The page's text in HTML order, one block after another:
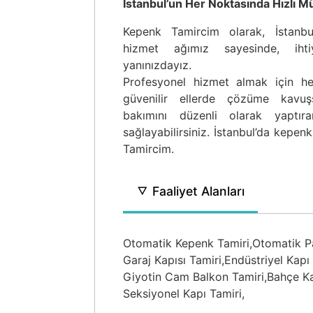
İstanbul’un Her Noktasında Hızlı
Kepenk Tamircim olarak,
hizmet ağımız sayesinde,
yanınızdayız.
Profesyonel hizmet almak için
güvenilir ellerde çözüme
bakımını düzenli olarak
sağlayabilirsiniz. İstanbul’da
Tamircim.
Faaliyet Alanları
Otomatik Kepenk Tamiri,Otomatik
Garaj Kapısı Tamiri,Endüstriyel
Giyotin Cam Balkon Tamiri,Bahçe
Seksiyonel Kapı Tamiri,